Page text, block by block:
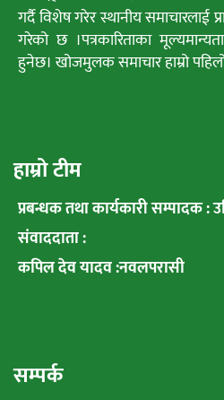
गर्दै विशेष गरेर स्थानीय समाचारलाई
गरेको छ ।पत्रकारिताका
हुनेछ। खोजमुलक समाचार हाम्रो
हाम्रो टीम
प्रबन्धक तथा कार्यकारी सम्पादक :
संवाददाता :
कपिल देव यादव :नवलपरासी
सम्पर्क